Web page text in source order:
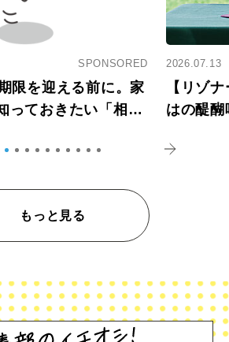
SPONSORED
限を迎える前に。家
っておきたい「相続
2026.07.13
【リゾ
はの醍
もっと見る